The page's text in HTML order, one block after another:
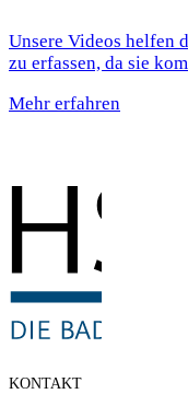
Unsere Videos helfen
zu erfassen, da sie
Mehr erfahren
KONTAKT